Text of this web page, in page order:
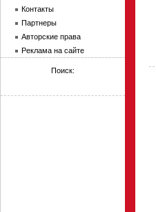
Контакты
Партнеры
Авторские права
Реклама на сайте
Поиск: